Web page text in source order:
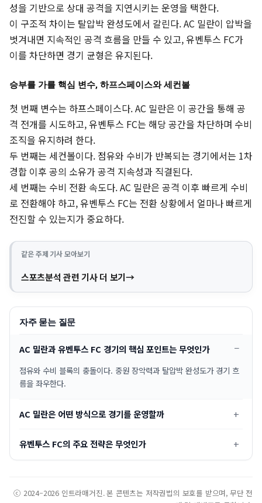
성을 기반으로 상대 공격을 지연시키는 운영을 택한다.
이 구조적 차이는 탈압박 완성도에서 갈린다. AC 밀란이 압박을
벗겨내면 지속적인 공격 흐름을 만들 수 있고, 유벤투스 FC가
이를 차단하면 경기 균형은 유지된다.
승부를 가를 핵심 변수, 하프스페이스와 세컨볼
첫 번째 변수는 하프스페이스다. AC 밀란은 이 공간을 통해 공
격 전개를 시도하고, 유벤투스 FC는 해당 공간을 차단하며 수비
조직을 유지하려 한다.
두 번째는 세컨볼이다. 점유와 수비가 반복되는 경기에서는 1차
경합 이후 공의 소유가 공격 지속성과 직결된다.
세 번째는 수비 전환 속도다. AC 밀란은 공격 이후 빠르게 수비
로 전환해야 하고, 유벤투스 FC는 전환 상황에서 얼마나 빠르게
전진할 수 있는지가 중요하다.
같은 주제 기사 모아보기
스포츠분석 관련 기사 더 보기
자주 묻는 질문
AC 밀란과 유벤투스 FC 경기의 핵심 포인트는 무엇인가
점유와 수비 블록의 충돌이다. 중원 장악력과 탈압박 완성도가 경기 흐
름을 좌우한다.
AC 밀란은 어떤 방식으로 경기를 운영할까
유벤투스 FC의 주요 전략은 무엇인가
ⓒ 2024–2026 인트라매거진. 본 콘텐츠는 저작권법의 보호를 받으며, 무단 전